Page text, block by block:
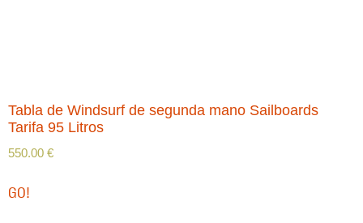
Tabla de Windsurf de segunda mano Sailboards
Tarifa 95 Litros
550.00 €
GO!